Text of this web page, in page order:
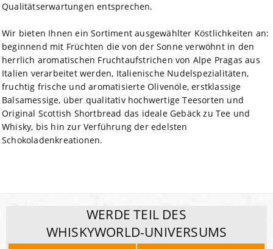
Qualitätserwartungen entsprechen.
Wir bieten Ihnen ein Sortiment ausgewählter Köstlichkeiten an:
beginnend mit Früchten die von der Sonne verwöhnt in den
herrlich aromatischen Fruchtaufstrichen von Alpe Pragas aus
Italien verarbeitet werden, Italienische Nudelspezialitäten,
fruchtig frische und aromatisierte Olivenöle, erstklassige
Balsamessige, über qualitativ hochwertige Teesorten und
Original Scottish Shortbread das ideale Gebäck zu Tee und
Whisky, bis hin zur Verführung der edelsten
Schokoladenkreationen.
WERDE TEIL DES
WHISKYWORLD-UNIVERSUMS